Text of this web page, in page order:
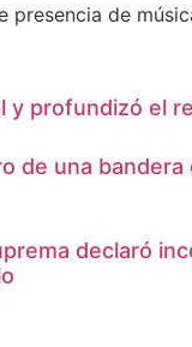
de
y profundizó el
de una
declaró